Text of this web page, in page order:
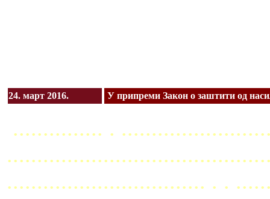
24. март 2016. У припреми Закон о заштити од
............... .
................................. . .